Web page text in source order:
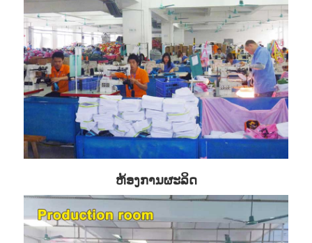
ຫ້ອງການຜະລິດ